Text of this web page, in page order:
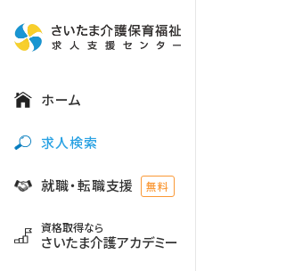
ホーム
求人検索
就職・転職支援 無料
資格取得なら
さいたま介護アカデミー